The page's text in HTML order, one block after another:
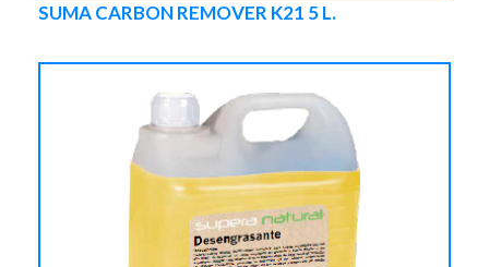
SUMA CARBON REMOVER K21 5 L.